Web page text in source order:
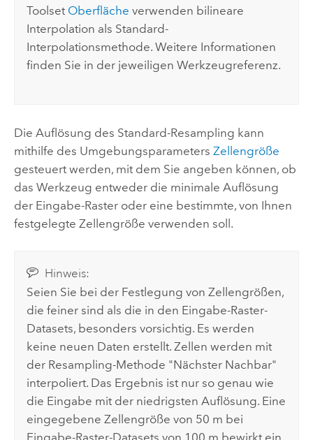
Toolset Oberfläche verwenden bilineare
Interpolation als Standard-
Interpolationsmethode. Weitere Informationen
finden Sie in der jeweiligen Werkzeugreferenz.
Die Auflösung des Standard-Resampling kann
mithilfe des Umgebungsparameters Zellengröße
gesteuert werden, mit dem Sie angeben können, ob
das Werkzeug entweder die minimale Auflösung
der Eingabe-Raster oder eine bestimmte, von Ihnen
festgelegte Zellengröße verwenden soll.
Hinweis:
Seien Sie bei der Festlegung von Zellengrößen,
die feiner sind als die in den Eingabe-Raster-
Datasets, besonders vorsichtig. Es werden
keine neuen Daten erstellt. Zellen werden mit
der Resampling-Methode "Nächster Nachbar"
interpoliert. Das Ergebnis ist nur so genau wie
die Eingabe mit der niedrigsten Auflösung. Eine
eingegebene Zellengröße von 50 m bei
Eingabe-Raster-Datasets von 100 m bewirkt ein